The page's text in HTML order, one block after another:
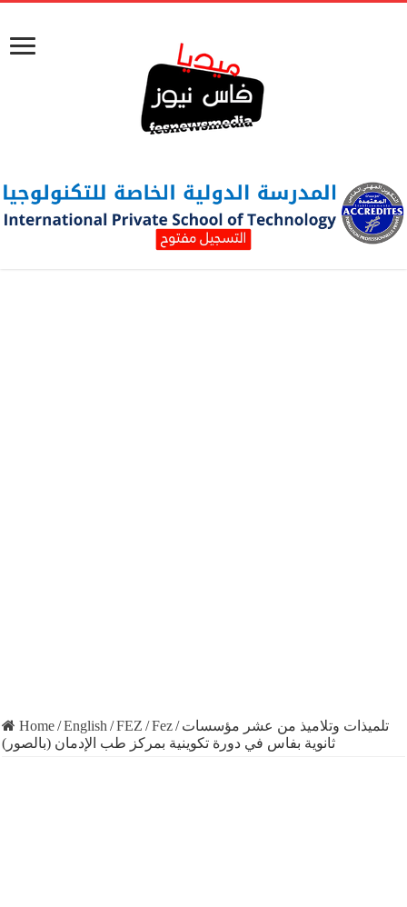
Home/English /FEZ /Fez/ تلميذات وتلاميذ من عشر مؤسسات
ثانوية بفاس في دورة تكوينية بمركز طب الإدمان (بالصور)